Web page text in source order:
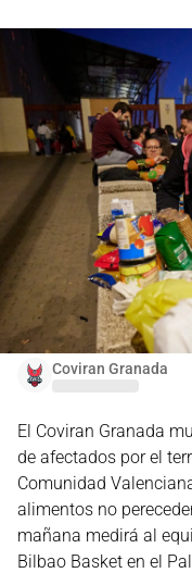
Coviran Granada
El Coviran Granada
de afectados por el
Comunidad
alimentos no
mañana medirá al
Bilbao Basket en el